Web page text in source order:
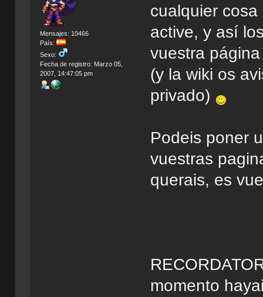
Mensajes: 10466
País:
Sexo:
Fecha de registro: Marzo 05,
2007, 14:47:05 pm
cualquier
active, y así
vuestra
(y la wiki os
privado)
Podeis poner
vuestras
querais, es
momento